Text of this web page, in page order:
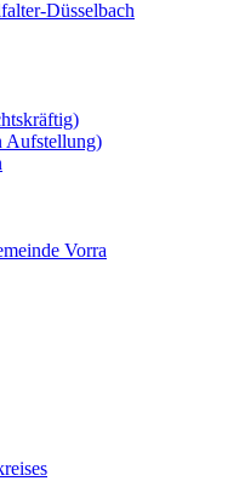
Düsselbach
Aufstellung)
Vorra